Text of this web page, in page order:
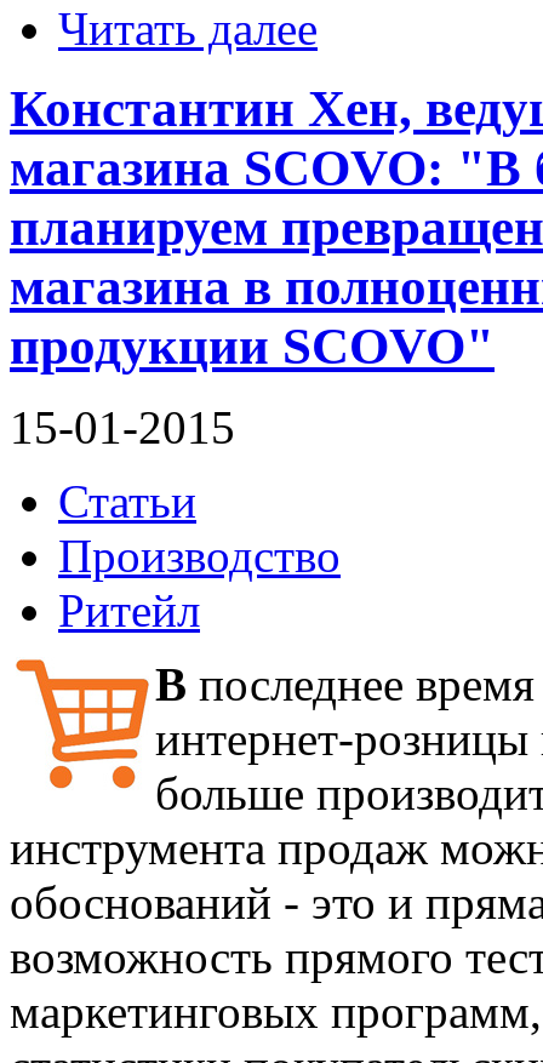
Читать далее
Константин Хен,
магазина SCOVO:
планируем
магазина в
продукции SCOVO"
15-01-2015
Статьи
Производство
Ритейл
В последнее
интернет-розницы
больше
инструмента продаж
обоснований - это и
возможность прямого
маркетинговых